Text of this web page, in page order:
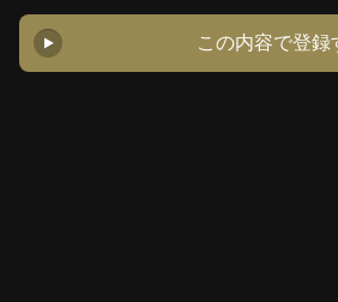
この内容で登録